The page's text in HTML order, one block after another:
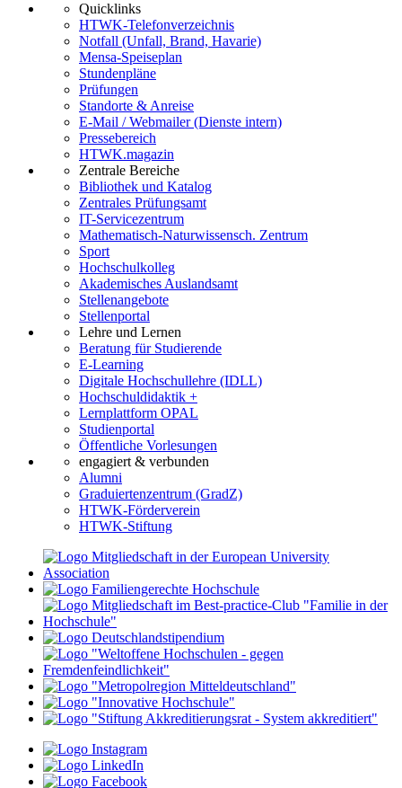
Quicklinks
HTWK-Telefonverzeichnis
Notfall (Unfall, Brand, Havarie)
Mensa-Speiseplan
Stundenpläne
Prüfungen
Standorte & Anreise
E-Mail / Webmailer (Dienste intern)
Pressebereich
HTWK.magazin
Zentrale Bereiche
Bibliothek und Katalog
Zentrales Prüfungsamt
IT-Servicezentrum
Mathematisch-Naturwissensch. Zentrum
Sport
Hochschulkolleg
Akademisches Auslandsamt
Stellenangebote
Stellenportal
Lehre und Lernen
Beratung für Studierende
E-Learning
Digitale Hochschullehre (IDLL)
Hochschuldidaktik +
Lernplattform OPAL
Studienportal
Öffentliche Vorlesungen
engagiert & verbunden
Alumni
Graduiertenzentrum (GradZ)
HTWK-Förderverein
HTWK-Stiftung